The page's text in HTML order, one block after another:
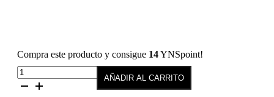
Compra este producto y consigue 14YNSpoint!
Esmalte
semipermanente
AÑADIR AL CARRITO